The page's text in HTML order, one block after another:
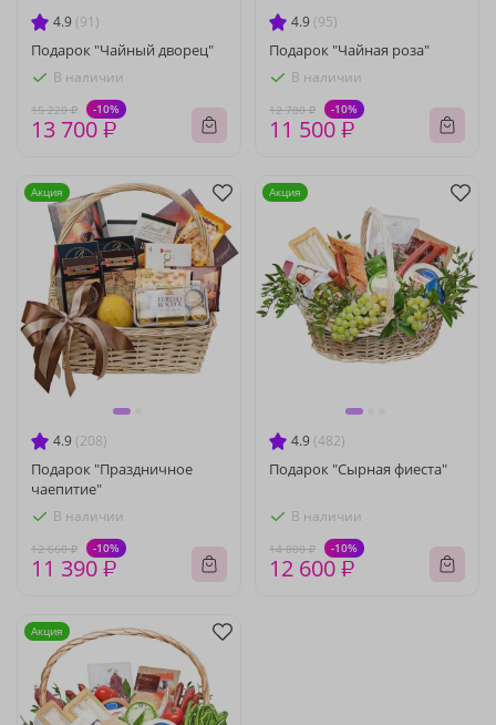
4.9 (91)
Подарок "Чайный дворец"
В наличии
15 220 ₽ -10%
13 700 ₽
4.9 (95)
Подарок "Чайная роза"
В наличии
12 780 ₽ -10%
11 500 ₽
4.9 (208)
Подарок "Праздничное
чаепитие"
В наличии
12 660 ₽ -10%
11 390 ₽
Акция
4.9 (482)
Подарок "Сырная фиеста"
В наличии
14 000 ₽ -10%
12 600 ₽
Акция
Акция